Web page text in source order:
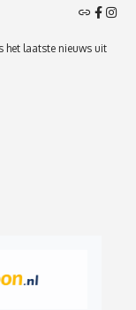
het laatste nieuws uit